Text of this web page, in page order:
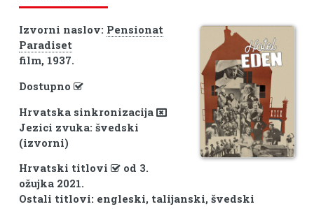
Izvorni naslov: Pensionat
Paradiset
film, 1937.
Dostupno
Hrvatska sinkronizacija
Jezici zvuka: švedski
(izvorni)
Hrvatski titlovi
od 3.
ožujka 2021.
Ostali titlovi: engleski, talijanski, švedski